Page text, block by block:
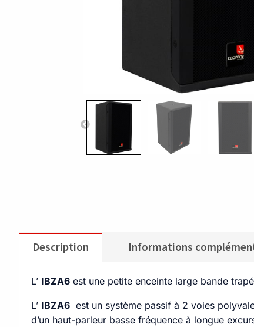
Description Informations
L’ IBZA6 est une petite enceinte large bande
L’ IBZA6 est un système passif à 2 voies
d’un haut-parleur basse fréquence à longue